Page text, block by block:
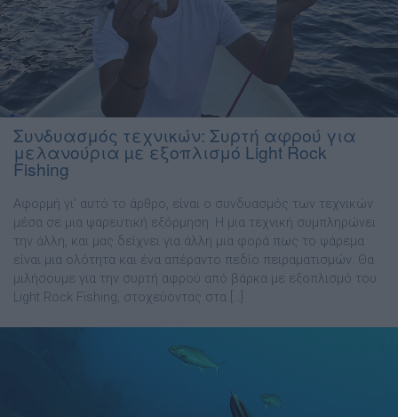
Συνδυασμός τεχνικών: Συρτή αφρού για
μελανούρια µε εξοπλισμό Light Rock
Fishing
Αφορµή γι’ αυτό το άρθρο, είναι ο συνδυασµός των τεχνικών
µέσα σε µια ψαρευτική εξόρµηση. Η µια τεχνική συµπληρώνει
την άλλη, και µας δείχνει για άλλη µια φορά πως το ψάρεµα
είναι µια ολότητα και ένα απέραντο πεδίο πειραµατισµών. Θα
µιλήσουµε για την συρτή αφρού από βάρκα µε εξοπλισµό του
Light Rock Fishing, στοχεύοντας στα […]